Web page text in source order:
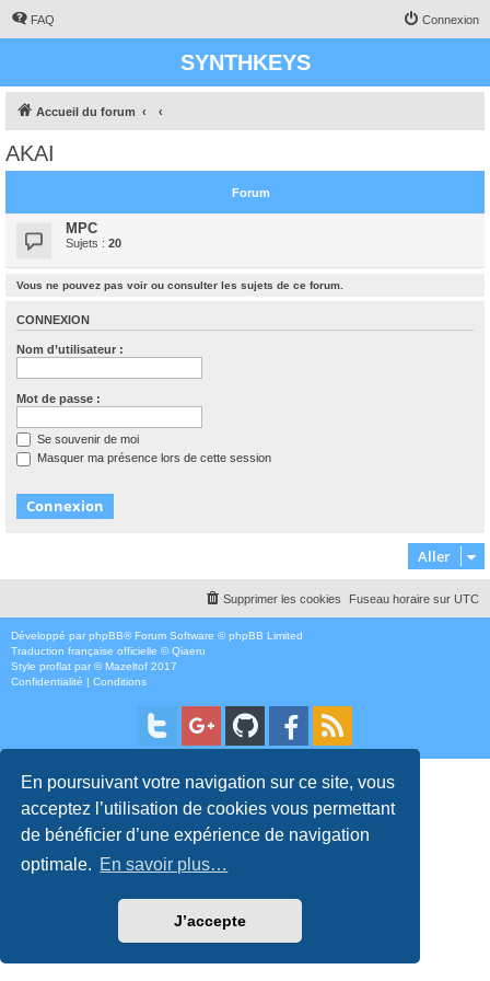
En poursuivant votre navigation sur ce site, vous
acceptez l’utilisation de cookies vous permettant
de bénéficier d’une expérience de navigation
optimale. En savoir plus…
J’accepte
FAQ Connexion
SYNTHKEYS
Accueil du forum
AKAI
Forum
MPC
Sujets : 20
Vous ne pouvez pas voir ou consulter les sujets de ce forum.
CONNEXION
Nom d’utilisateur :
Mot de passe :
Se souvenir de moi
Masquer ma présence lors de cette session
Aller
Fuseau horaire sur UTC
Supprimer les cookies
Développé par phpBB® Forum Software © phpBB Limited
Traduction française officielle ©Qiaeru
Style proflat par ©Mazeltof 2017
Confidentialité | Conditions